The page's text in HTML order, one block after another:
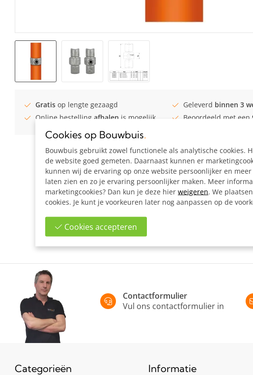
Gratis op lengte gezaagd Geleverd binnen 3
Online bestelling afhalen is mogelijk Beoordeeld met een
Contactformulier
Vul ons contactformulier in
Categorieën Informatie
Cookies op Bouwbuis.
Bouwbuis gebruikt zowel functionele als analytische cookies.
de website goed gemeten. Daarnaast kunnen er
kunnen wij de ervaring op onze website persoonlijker en
laten zien en zo je ervaring persoonlijker maken. Meer
marketingcookies? Dan kun je deze hier weigeren. We
cookies. Je kunt je voorkeuren later nog aanpassen op de
Cookies accepteren